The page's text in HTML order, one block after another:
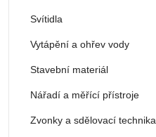
Svítidla
Vytápění a ohřev vody
Stavební materiál
Nářadí a měřící přístroje
Zvonky a sdělovací technika